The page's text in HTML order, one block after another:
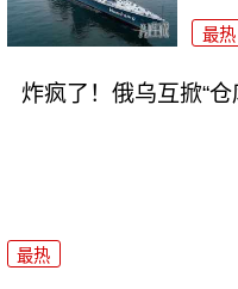
最热
炸疯了！俄乌互掀“
最热